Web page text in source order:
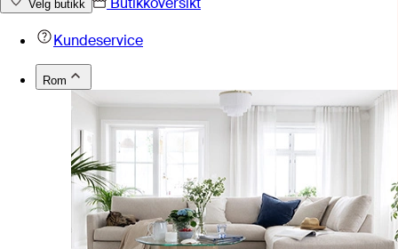
Velg butikk
Kundeservice
Rom